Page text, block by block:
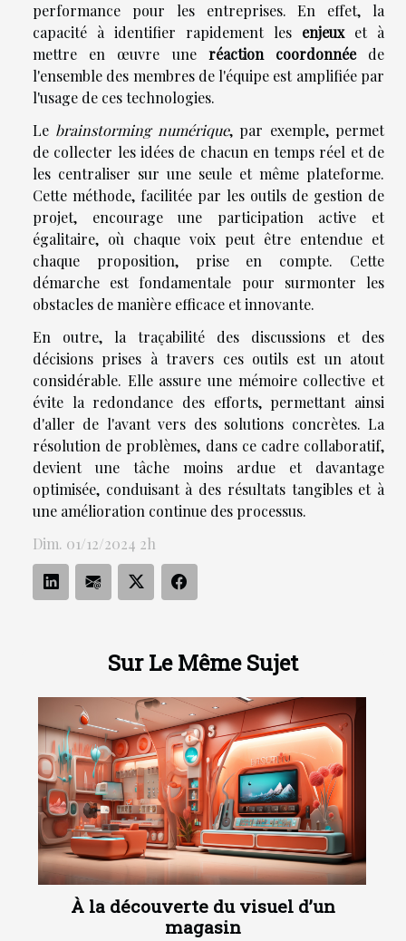
Sur Le Même Sujet
À la découverte du visuel d’un
magasin
performance pour les entreprises. En effet, la
capacité à identifier rapidement les enjeuxet à
mettre en œuvre une réaction coordonnéede
l'ensemble des membres de l'équipe est amplifiée par
l'usage de ces technologies.
Le brainstorming numérique, par exemple, permet
de collecter les idées de chacun en temps réel et de
les centraliser sur une seule et même plateforme.
Cette méthode, facilitée par les outils de gestion de
projet, encourage une participation active et
égalitaire, où chaque voix peut être entendue et
chaque proposition, prise en compte. Cette
démarche est fondamentale pour surmonter les
obstacles de manière efficace et innovante.
En outre, la traçabilité des discussions et des
décisions prises à travers ces outils est un atout
considérable. Elle assure une mémoire collective et
évite la redondance des efforts, permettant ainsi
d'aller de l'avant vers des solutions concrètes. La
résolution de problèmes, dans ce cadre collaboratif,
devient une tâche moins ardue et davantage
optimisée, conduisant à des résultats tangibles et à
une amélioration continue des processus.
Dim. 01/12/2024 2h